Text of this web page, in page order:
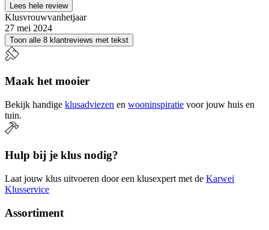
Lees hele review
Klusvrouwvanhetjaar
27 mei 2024
Toon alle 8 klantreviews met tekst
Maak het mooier
Bekijk handige klusadviezen en wooninspiratie voor jouw huis en
tuin.
Hulp bij je klus nodig?
Laat jouw klus uitvoeren door een klusexpert met de Karwei
Klusservice
Assortiment